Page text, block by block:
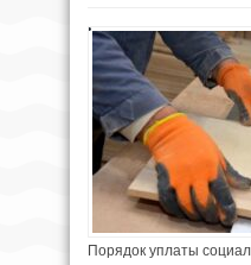
Порядок уплаты